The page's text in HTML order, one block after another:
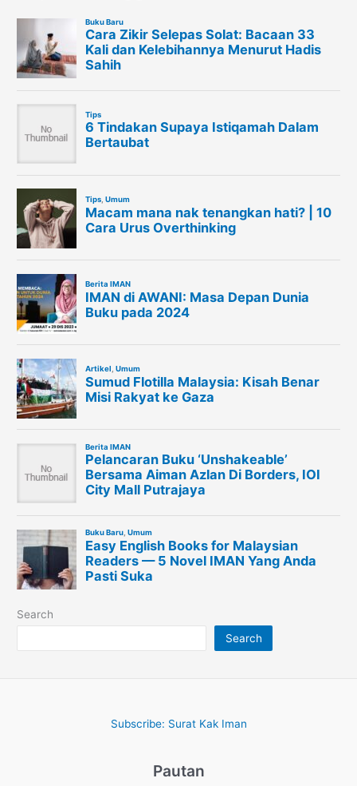
Search
Search
Subscribe: Surat Kak Iman
Pautan